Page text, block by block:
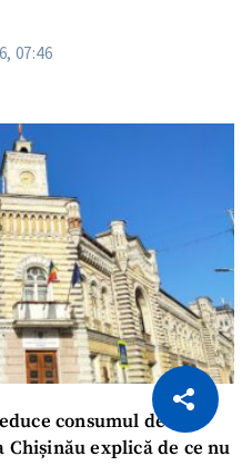
Copiază Link
07:46
consumul de
explică de ce nu
Citește articolul